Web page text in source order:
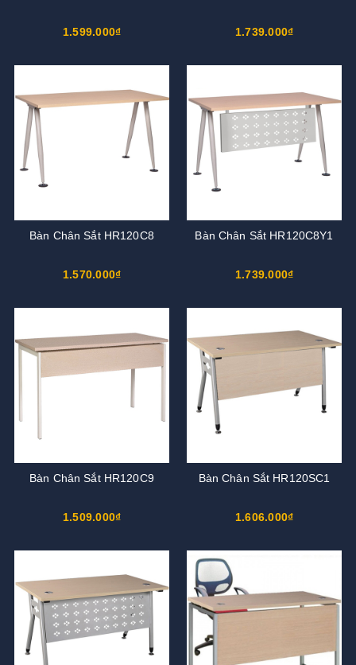
1.599.000₫ 1.739.000₫
Bàn Chân Sắt HR120C8
1.570.000₫
Bàn Chân Sắt HR120C8Y1
1.739.000₫
Bàn Chân Sắt HR120C9
1.509.000₫
Bàn Chân Sắt HR120SC1
1.606.000₫